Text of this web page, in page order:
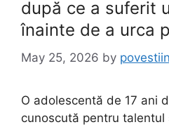
după ce a suferit
înainte de a urca
May 25, 2026 by
O adolescentă de 17 ani
cunoscută pentru